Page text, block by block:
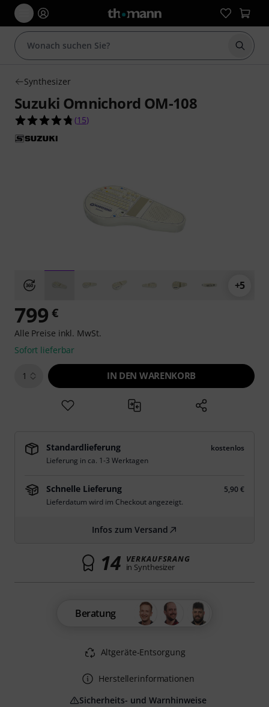
Suche
Synthesizer
Suzuki Omnichord OM-108
4.7 von 5 Sternen aus 15 Kundenbewertungen
(15)
+5
799 €
Alle Preise inkl. MwSt.
Sofort lieferbar
1 IN DEN WARENKORB
Standardlieferung
kostenlos
Lieferung in ca. 1-3 Werktagen
Schnelle Lieferung
5,90 €
Lieferdatum wird im Checkout angezeigt.
Infos zum Versand
14 VERKAUFSRANG
in Synthesizer
Beratung
Altgeräte-Entsorgung
Herstellerinformationen
Sicherheits- und Warnhinweise